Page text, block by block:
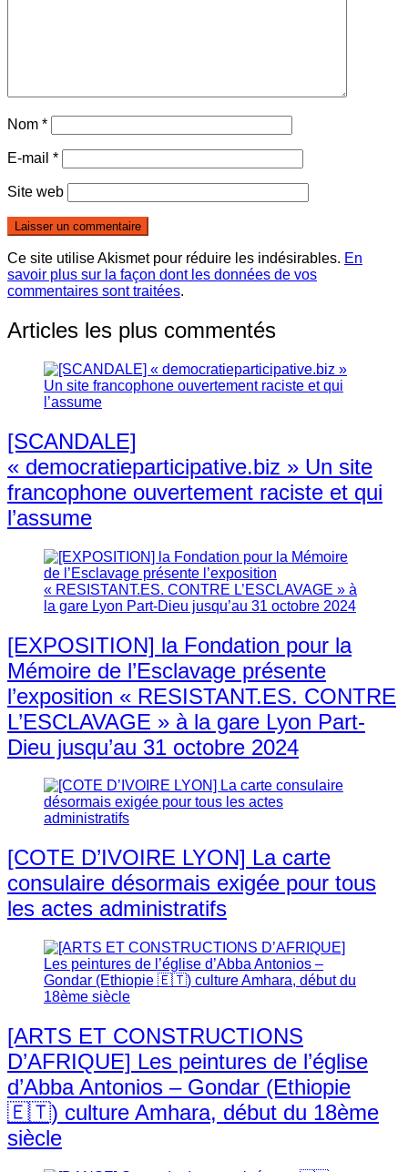
Nom *
E-mail *
Site web
Ce site utilise Akismet pour réduire les indésirables. En
savoir plus sur la façon dont les données de vos
commentaires sont traitées.
Articles les plus commentés
[SCANDALE]
« democratieparticipative.biz » Un site
francophone ouvertement raciste et qui
l’assume
[EXPOSITION] la Fondation pour la
Mémoire de l’Esclavage présente
l’exposition « RESISTANT.ES. CONTRE
L’ESCLAVAGE » à la gare Lyon Part-
Dieu jusqu’au 31 octobre 2024
[COTE D’IVOIRE LYON] La carte
consulaire désormais exigée pour tous
les actes administratifs
[ARTS ET CONSTRUCTIONS
D’AFRIQUE] Les peintures de l’église
d’Abba Antonios – Gondar (Ethiopie
🇪🇹) culture Amhara, début du 18ème
siècle